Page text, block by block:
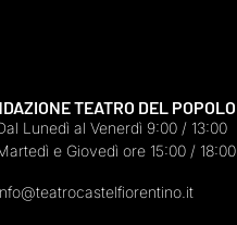
TEATRO DEL POPOLO
Lunedì al Venerdì 9:00 / 13:00
e Giovedì ore 15:00 / 18:00